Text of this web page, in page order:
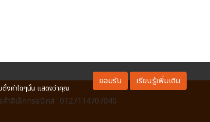
าอิเล็กทรอนิกส์ : 0127114707040
ตั้งค่าใดๆนั้น แสดงว่าคุณ
ยอมรับ เรียนรู้เพิ่มเติม